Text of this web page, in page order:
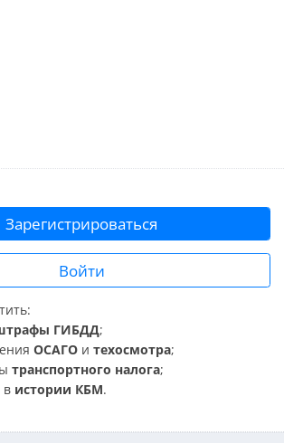
Зарегистрироваться
Войти
ГИБДД;
ОСАГО и техосмотра;
транспортного налога;
в истории КБМ.